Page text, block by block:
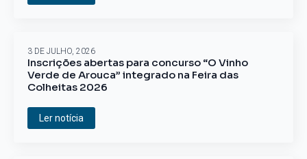
Inscrições abertas para concurso “O Vinho
Verde de Arouca” integrado na Feira das
Colheitas 2026
3 DE JULHO, 2026
Ler notícia